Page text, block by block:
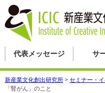
代表メッセージ サ
新産業文化創出研究所 > セミナー・イ
「腎がん」のこと